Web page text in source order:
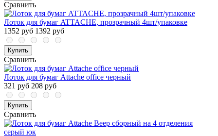
Сравнить
Лоток для бумаг ATTACHE, прозрачный 4шт/упаковке
1352 руб 1392 руб
Купить
Сравнить
Лоток для бумаг Attache office черный
321 руб 208 руб
Купить
Сравнить